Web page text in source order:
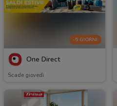
-5 GIORNI
One Direct
Scade giovedì